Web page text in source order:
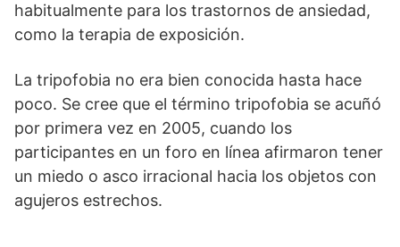
habitualmente para los trastornos de ansiedad,
como la terapia de exposición.
La tripofobia no era bien conocida hasta hace
poco. Se cree que el término tripofobia se acuñó
por primera vez en 2005, cuando los
participantes en un foro en línea afirmaron tener
un miedo o asco irracional hacia los objetos con
agujeros estrechos.